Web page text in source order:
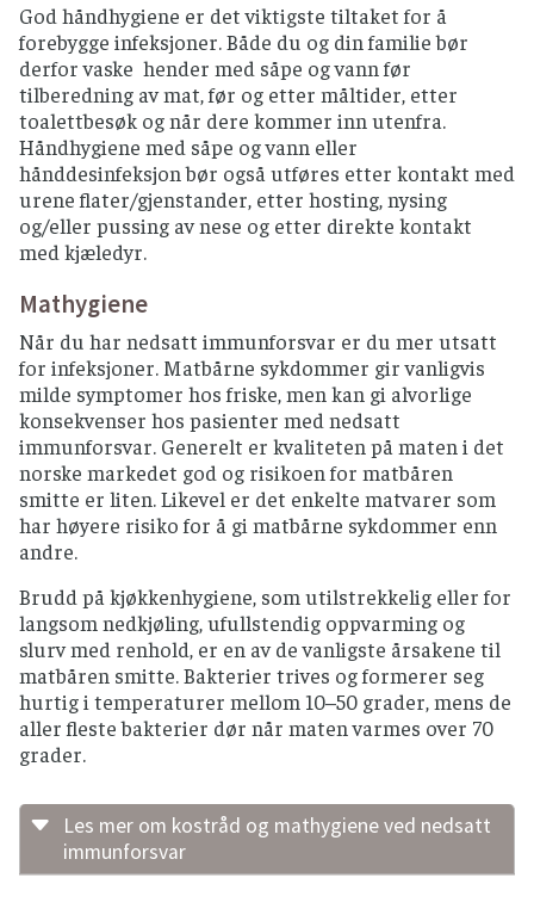
God håndhygiene er det viktigste tiltaket for å
forebygge infeksjoner. Både du og din familie bør
derfor vaske hender med såpe og vann før
tilberedning av mat, før og etter måltider, etter
toalettbesøk og når dere kommer inn utenfra.
Håndhygiene med såpe og vann eller
hånddesinfeksjon bør også utføres etter kontakt med
urene flater/gjenstander, etter hosting, nysing
og/eller pussing av nese og etter direkte kontakt
med kjæledyr.
Mathygiene
Når du har nedsatt immunforsvar er du mer utsatt
for infeksjoner. Matbårne sykdommer gir vanligvis
milde symptomer hos friske, men kan gi alvorlige
konsekvenser hos pasienter med nedsatt
immunforsvar. Generelt er kvaliteten på maten i det
norske markedet god og risikoen for matbåren
smitte er liten. Likevel er det enkelte matvarer som
har høyere risiko for å gi matbårne sykdommer enn
andre.
Brudd på kjøkkenhygiene, som utilstrekkelig eller for
langsom nedkjøling, ufullstendig oppvarming og
slurv med renhold, er en av de vanligste årsakene til
matbåren smitte. Bakterier trives og formerer seg
hurtig i temperaturer mellom 10–50 grader, mens de
aller fleste bakterier dør når maten varmes over 70
grader.
Les mer om kostråd og mathygiene ved nedsatt
immunforsvar